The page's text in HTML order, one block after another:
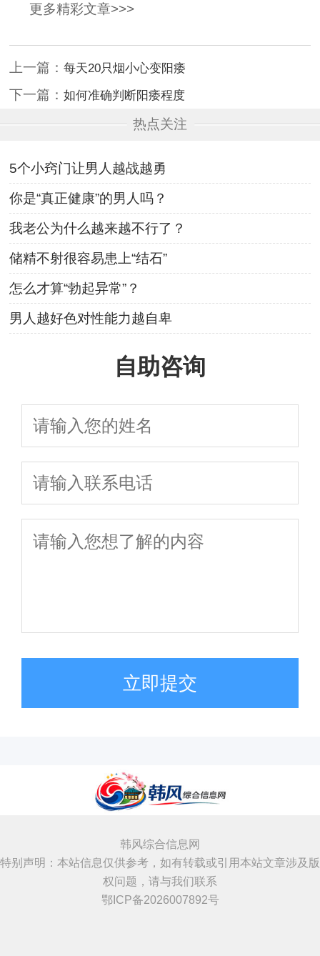
更多精彩文章>>>
上一篇：每天20只烟小心变阳痿
下一篇：如何准确判断阳痿程度
热点关注
5个小窍门让男人越战越勇
你是“真正健康”的男人吗？
我老公为什么越来越不行了？
储精不射很容易患上“结石”
怎么才算“勃起异常”？
男人越好色对性能力越自卑
自助咨询
立即提交
韩风综合信息网
特别声明：本站信息仅供参考，如有转载或引用本站文章涉及版
权问题，请与我们联系
鄂ICP备2026007892号